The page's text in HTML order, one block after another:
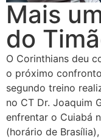
Mais
do
O Corinthians deu
o próximo
segundo treino
no CT Dr. Joaquim
enfrentar o Cuiabá
(horário de